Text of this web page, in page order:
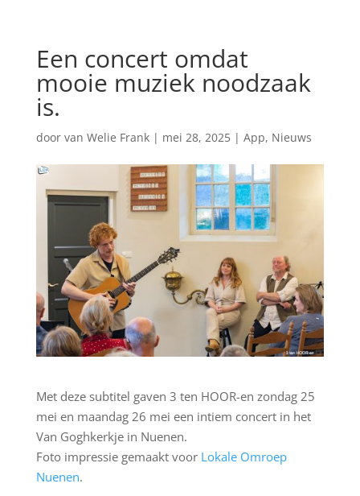
Een concert omdat
mooie muziek noodzaak
is.
door van Welie Frank| mei 28, 2025| App, Nieuws
Met deze subtitel gaven 3 ten HOOR-en zondag 25
mei en maandag 26 mei een intiem concert in het
Van Goghkerkje in Nuenen.
Foto impressie gemaakt voor Lokale Omroep
Nuenen.